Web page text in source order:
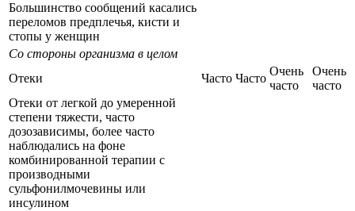
Большинство сообщений касались
переломов предплечья, кисти и
стопы у женщин
Со стороны организма в целом
Отеки
Часто Часто
Очень
часто
Очень
часто
Отеки от легкой до умеренной
степени тяжести, часто
дозозависимы, более часто
наблюдались на фоне
комбинированной терапии с
производными
сульфонилмочевины или
инсулином